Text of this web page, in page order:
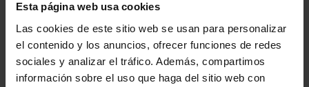
Esta página web usa cookies
Las cookies de este sitio web se usan para personalizar
el contenido y los anuncios, ofrecer funciones de redes
sociales y analizar el tráfico. Además, compartimos
información sobre el uso que haga del sitio web con